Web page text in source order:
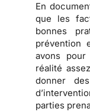
En
que les
bonnes
prévention
avons
réalité
donner
parties